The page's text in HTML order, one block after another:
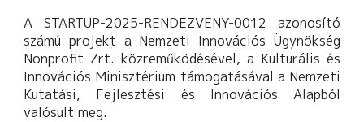
A STARTUP-2025-RENDEZVENY-0012 azonosító
számú projekt a Nemzeti Innovációs Ügynökség
Nonprofit Zrt. közreműködésével, a Kulturális és
Innovációs Minisztérium támogatásával a Nemzeti
Kutatási, Fejlesztési és Innovációs Alapból
valósult meg.